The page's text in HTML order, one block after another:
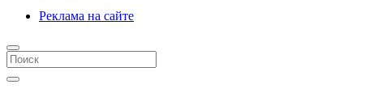
Реклама на сайте